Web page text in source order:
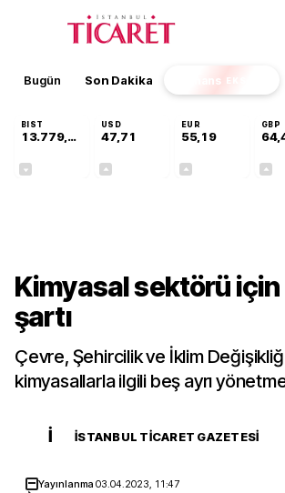
Bugün Son Dakika Finans EKSTRA
BIST
13.779,39
USD
47,71
EUR
55,19
GBP
Kimyasal sektörü
şartı
Çevre, Şehircilik ve İklim Değişikliği
kimyasallarla ilgili beş ayrı
İ İSTANBUL TICARET GAZETESI
Yayınlanma03.04.2023, 11:47